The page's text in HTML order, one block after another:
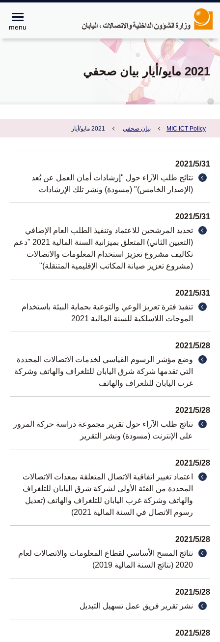
menu
MIC ICT Policy بيان صحفي 2021 مايو/أيار
2021 مايو/أيار بيان صحفي
31
/
5
/
2021
نتائج طلب الآراء حول "إرشادات أمان العمل عن بُعد
(الإصدار الخامس)" (مسودة) ونشر تلك الإرشادات
31
/
5
/
2021
تحديد المرشحين للاعتماد وتنفيذ الطلب العام الإضافي
(التعيين الثاني) المتعلق بميزانية السنة المالية 2021 "دعم
تكاليف مشروع تعزيز استخدام المعلومات والاتصالات
(مشروع تعزيز صيانة المكاتب الإقليمية المتنقلة)"
31
/
5
/
2021
تنفيذ فترة تعزيز الوعي والتوعية بحماية البيئة باستخدام
الموجات اللاسلكية للسنة المالية 2021
28
/
5
/
2021
وضع مؤشر الرسوم القياسي لخدمات الاتصالات المحددة
التي تقدمها شركة شرق اليابان للتلغراف والهاتف وشركة
غرب اليابان للتلغراف والهاتف
28
/
5
/
2021
نتائج طلب الآراء حول تقرير مجموعة دراسة حركة المرور
على الإنترنت (مسودة) ونشر التقرير
28
/
5
/
2021
اعتماد تغيير اتفاقية الاتصال المتعلقة بمعدات الاتصالات
المحددة من الفئة الأولى لشركة شرق اليابان للتلغراف
والهاتف وشركة غرب اليابان للتلغراف والهاتف (تعديل
رسوم الاتصال في السنة المالية 2021)
28
/
5
/
2021
نتائج المسح الأساسي لقطاع المعلومات والاتصالات لعام
2020 (نتائج السنة المالية 2019)
28
/
5
/
2021
نشر تقرير فريق عمل تسهيل التبديل
28
/
5
/
2021